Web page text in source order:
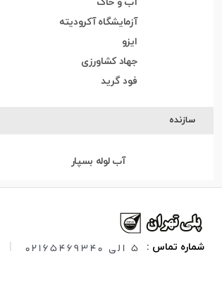
آزمایشگاه آکرودیته
ایزو
جهاد کشاورزی
فود گرید
سازنده
آب لوله بسپار
شماره تماس : 5 الی 02165469340